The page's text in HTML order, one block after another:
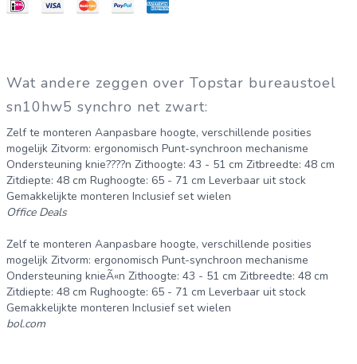
Wat andere zeggen over Topstar bureaustoel
sn10hw5 synchro net zwart:
Zelf te monteren Aanpasbare hoogte, verschillende posities
mogelijk Zitvorm: ergonomisch Punt-synchroon mechanisme
Ondersteuning knie????n Zithoogte: 43 - 51 cm Zitbreedte: 48 cm
Zitdiepte: 48 cm Rughoogte: 65 - 71 cm Leverbaar uit stock
Gemakkelijkte monteren Inclusief set wielen
Office Deals
Zelf te monteren Aanpasbare hoogte, verschillende posities
mogelijk Zitvorm: ergonomisch Punt-synchroon mechanisme
Ondersteuning knieÃ«n Zithoogte: 43 - 51 cm Zitbreedte: 48 cm
Zitdiepte: 48 cm Rughoogte: 65 - 71 cm Leverbaar uit stock
Gemakkelijkte monteren Inclusief set wielen
bol.com